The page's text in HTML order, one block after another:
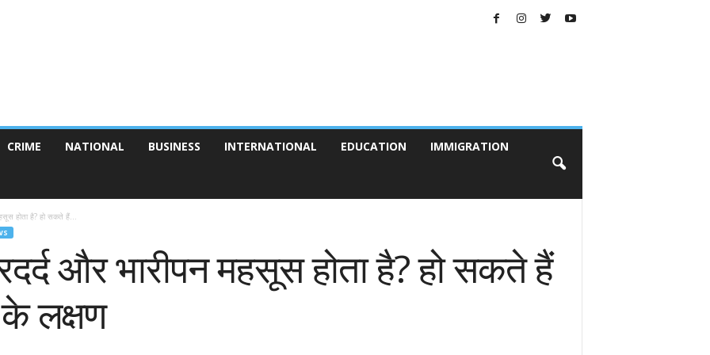
CRIME NATIONAL BUSINESS INTERNATIONAL EDUCATION IMMIGRATION
होता है? हो सकते हैं...
और भारीपन महसूस होता है? हो सकते हैं
के लक्षण